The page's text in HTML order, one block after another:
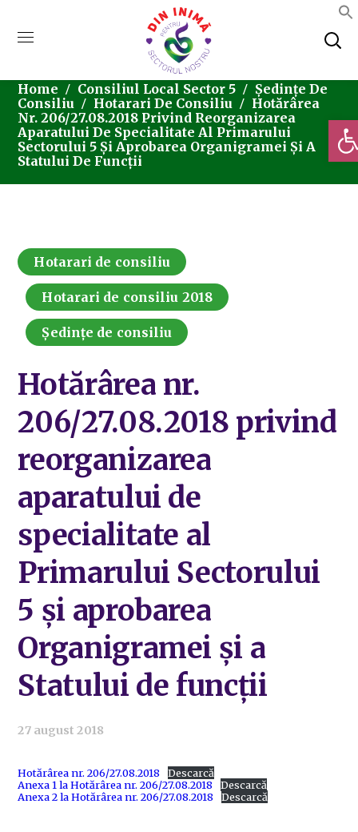
Home Consiliul Local Sector 5
Ședințe De
Consiliu
Hotarari De Consiliu
Hotărârea
Nr. 206/27.08.2018 Privind Reorganizarea
Aparatului De Specialitate Al Primarului
Sectorului 5 Și Aprobarea Organigramei Și A
Statului De Funcții
Hotarari de consiliu
Hotarari de consiliu 2018
Ședințe de consiliu
Hotărârea nr.
206/27.08.2018 privind
reorganizarea
aparatului de
specialitate al
Primarului Sectorului
5 și aprobarea
Organigramei și a
Statului de funcții
27 august 2018
Hotărârea nr. 206/27.08.2018
Descarcă
Anexa 1 la Hotărârea nr. 206/27.08.2018
Descarcă
Anexa 2 la Hotărârea nr. 206/27.08.2018
Descarcă